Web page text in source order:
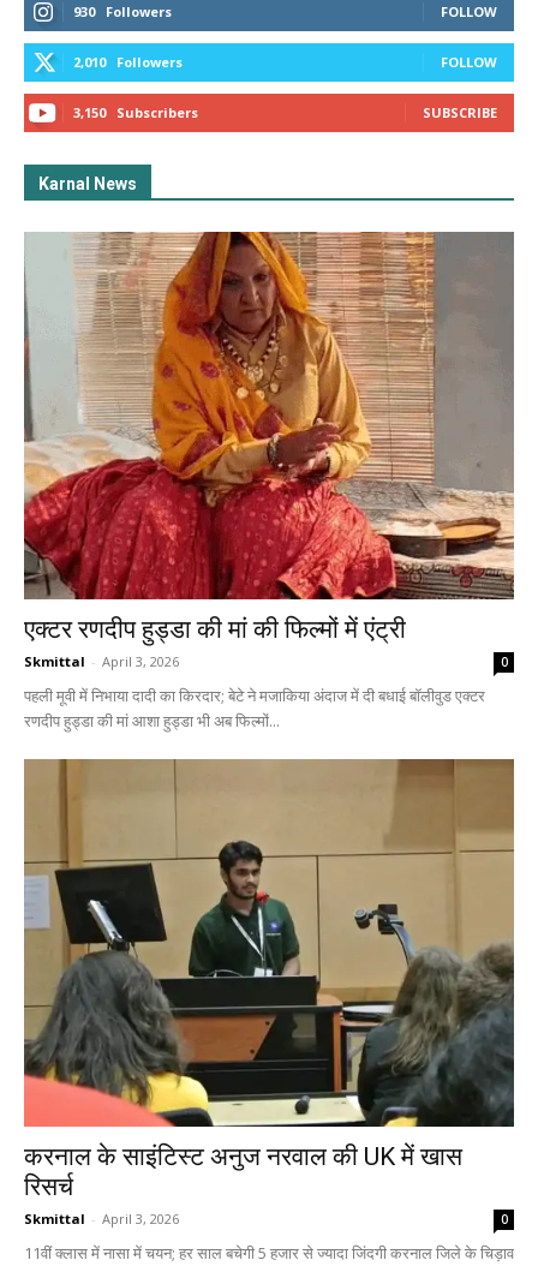
930 Followers FOLLOW
2,010 Followers FOLLOW
3,150 Subscribers SUBSCRIBE
Karnal News
एक्टर रणदीप हुड्डा की मां की फिल्मों में एंट्री
Skmittal - April 3, 2026 0
पहली मूवी में निभाया दादी का किरदार; बेटे ने मजाकिया अंदाज में दी बधाई बॉलीवुड एक्टर
रणदीप हुड्डा की मां आशा हुड्डा भी अब फिल्मों...
करनाल के साइंटिस्ट अनुज नरवाल की UK में खास
रिसर्च
Skmittal - April 3, 2026 0
11वीं क्लास में नासा में चयन; हर साल बचेगी 5 हजार से ज्यादा जिंदगी करनाल जिले के चिड़ाव